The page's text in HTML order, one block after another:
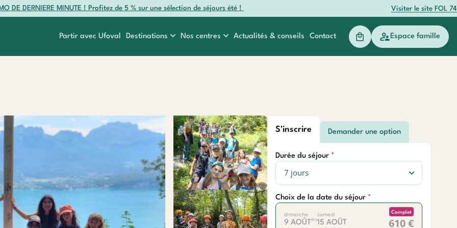
DE DERNIERE MINUTE ! Profitez de 5 % sur une sélection de séjours été ! Visiter le site FOL 74
Partir avec Ufoval Destinations Nos centres Actualités & conseils Contact Espace famille
Océan Etranger Baroudeurs
S'inscrire Demander une option
Durée du séjour
Choix de la date du séjour
dimanche
9 AOÛTau
samedi
15 AOÛT
Complet
610 €